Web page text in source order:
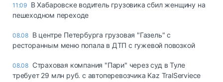
11:09 В Хабаровске водитель грузовика сбил женщину на
пешеходном переходе
08.08 В центре Петербурга грузовая "Газель" с
ресторанным меню попала в ДТП с гужевой повозкой
08.08 Страховая компания "Пари" через суд в Туле
требует 29 млн руб. с автоперевозчика Kaz TralServiece